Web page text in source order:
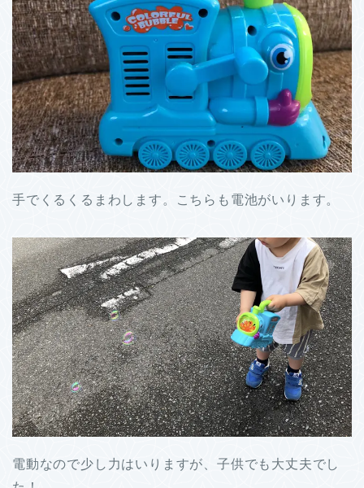
手でくるくるまわします。こちらも電池がいります。
電動なので少し力はいりますが、子供でも大丈夫でし